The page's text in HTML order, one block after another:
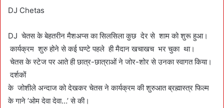
DJ Chetas
DJ चेतस के बेहतरीन मैशअप्स का सिलसिला कुछ देर से शाम को शुरू हुआ।
कार्यक्रम शुरु होने से कई घण्टे पहले ही मैदान खचाखच भर चुका था।
चेतस के स्टेज पर आते ही छात्र-छात्राओं ने जोर-शोर से उनका स्वागत किया।
दर्शकों
के जोशीले अन्दाज को देखकर चेतस ने कार्यक्रम की शुरुआत ब्रह्मास्त्र फिल्म
के गाने ’ओम देवा देवा…’ से की।